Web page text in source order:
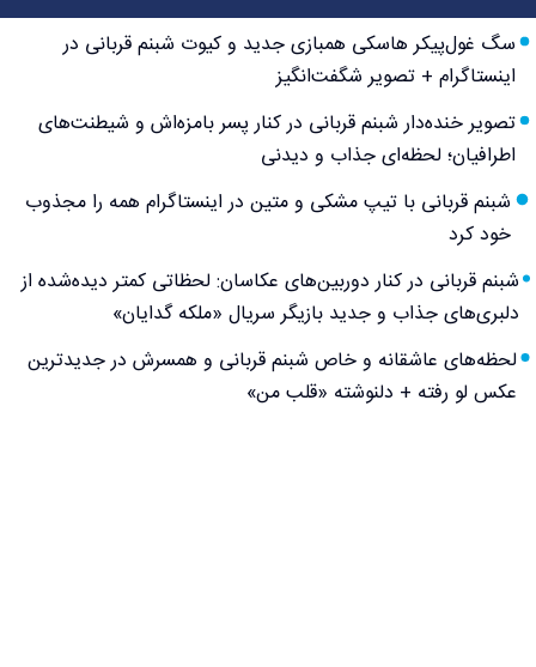
سگ غول‌پیکر هاسکی همبازی جدید و کیوت شبنم قربانی در
اینستاگرام + تصویر شگفت‌انگیز
تصویر خنده‌دار شبنم قربانی در کنار پسر بامزه‌اش و شیطنت‌های
اطرافیان؛ لحظه‌ای جذاب و دیدنی
شبنم قربانی با تیپ مشکی و متین در اینستاگرام همه را مجذوب
خود کرد
شبنم قربانی در کنار دوربین‌های عکاسان: لحظاتی کمتر دیده‌شده از
دلبری‌های جذاب و جدید بازیگر سریال «ملکه گدایان»
لحظه‌های عاشقانه و خاص شبنم قربانی و همسرش در جدیدترین
عکس لو رفته + دلنوشته «قلب من»